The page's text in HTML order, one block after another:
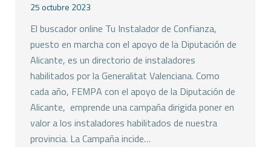
25 octubre 2023
El buscador online Tu Instalador de Confianza,
puesto en marcha con el apoyo de la Diputación de
Alicante, es un directorio de instaladores
habilitados por la Generalitat Valenciana. Como
cada año, FEMPA con el apoyo de la Diputación de
Alicante, emprende una campaña dirigida poner en
valor a los instaladores habilitados de nuestra
provincia. La Campaña incide…